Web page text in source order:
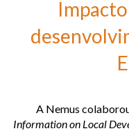
Programas operacionais
Rede Europeia de
A Nemus
Information on Local